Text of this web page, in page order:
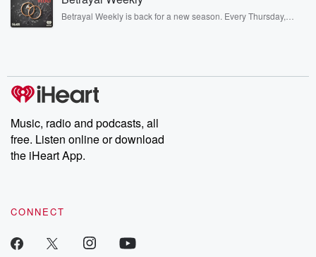
listening and exclusive bonus content: DatelinePremium.com
Betrayal Weekly is back for a new season. Every Thursday,
producers of the critically acclaimed Betrayal series, Betrayal
Weekly drops new episodes every Thursday. If you would like to
share your story, you can reach out to the Betrayal Team by
emailing them at betrayalpod@gmail.com and follow us on
Instagram at @betrayalpod and @glasspodcasts. Please join
our Substack for additional exclusive content, curated book
recommendations, and community discussions. Sign up FREE
Music, radio and podcasts, all
free. Listen online or download
the iHeart App.
CONNECT